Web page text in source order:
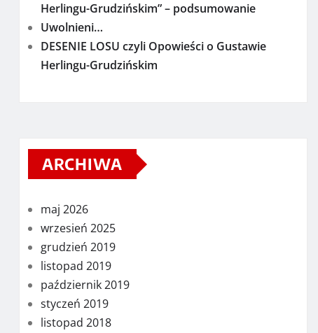
Herlingu-Grudzińskim” – podsumowanie
Uwolnieni…
DESENIE LOSU czyli Opowieści o Gustawie
Herlingu-Grudzińskim
ARCHIWA
maj 2026
wrzesień 2025
grudzień 2019
listopad 2019
październik 2019
styczeń 2019
listopad 2018